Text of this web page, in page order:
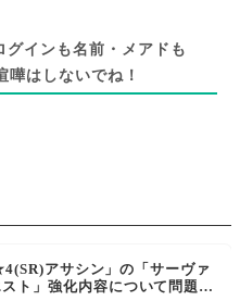
インも名前・メアドも
嘩はしないでね！
アサシン」の「サーヴァ
ト」強化内容について問題が